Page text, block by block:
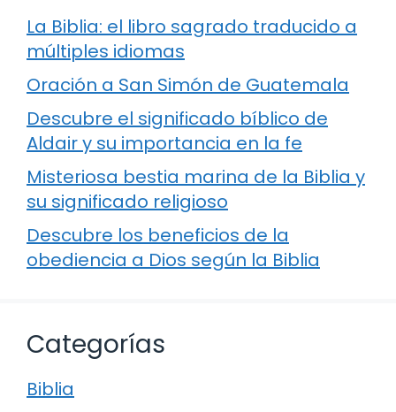
La Biblia: el libro sagrado traducido a
múltiples idiomas
Oración a San Simón de Guatemala
Descubre el significado bíblico de
Aldair y su importancia en la fe
Misteriosa bestia marina de la Biblia y
su significado religioso
Descubre los beneficios de la
obediencia a Dios según la Biblia
Categorías
Biblia